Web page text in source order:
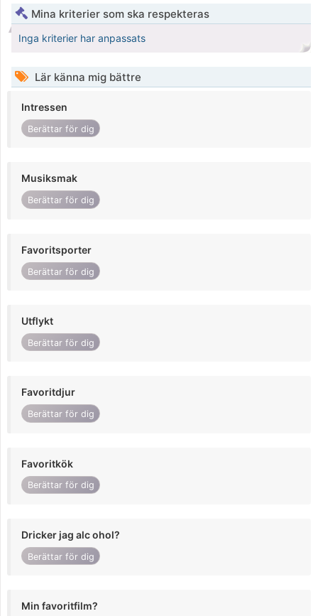
Mina kriterier som ska respekteras
Inga kriterier har anpassats
Lär känna mig bättre
Intressen
Berättar för dig
Musiksmak
Berättar för dig
Favoritsporter
Berättar för dig
Utflykt
Berättar för dig
Favoritdjur
Berättar för dig
Favoritkök
Berättar för dig
Dricker jag alc ohol?
Berättar för dig
Min favoritfilm?